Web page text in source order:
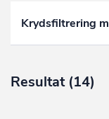
Frederikssund
Furesø
Gentofte
Allerød
Allinge
Krydsfiltrering
Resultat (14)